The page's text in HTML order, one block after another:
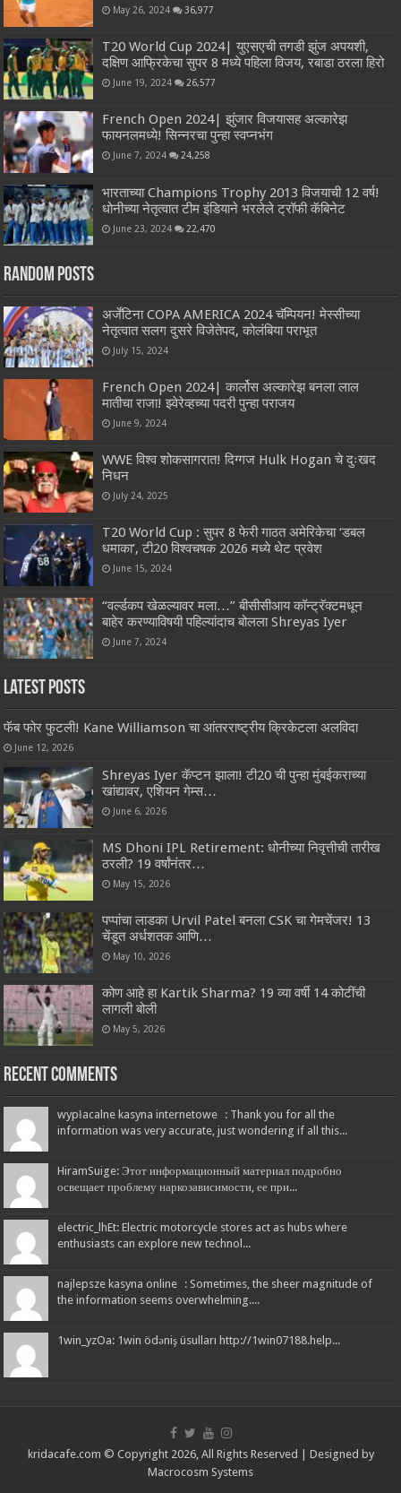
May 26, 2024 36,977
T20 World Cup 2024| युएसएची तगडी झुंज अपयशी,
दक्षिण आफ्रिकेचा सुपर 8 मध्ये पहिला विजय, रबाडा ठरला हिरो
June 19, 2024 26,577
French Open 2024| झुंजार विजयासह अल्कारेझ
फायनलमध्ये! सिन्नरचा पुन्हा स्वप्नभंग
June 7, 2024 24,258
भारताच्या Champions Trophy 2013 विजयाची 12 वर्ष!
धोनीच्या नेतृत्वात टीम इंडियाने भरलेले ट्रॉफी कॅबिनेट
June 23, 2024 22,470
Random Posts
अर्जेंटिना COPA AMERICA 2024 चॅम्पियन! मेस्सीच्या
नेतृत्वात सलग दुसरे विजेतेपद, कोलंबिया पराभूत
July 15, 2024
French Open 2024| कार्लोस अल्कारेझ बनला लाल
मातीचा राजा! झ्वेरेव्हच्या पदरी पुन्हा पराजय
June 9, 2024
WWE विश्व शोकसागरात! दिग्गज Hulk Hogan चे दुःखद
निधन
July 24, 2025
T20 World Cup : सुपर 8 फेरी गाठत अमेरिकेचा ‘डबल
धमाका’, टी20 विश्वचषक 2026 मध्ये थेट प्रवेश
June 15, 2024
“वर्ल्डकप खेळल्यावर मला…” बीसीसीआय कॉन्ट्रॅक्टमधून
बाहेर करण्याविषयी पहिल्यांदाच बोलला Shreyas Iyer
June 7, 2024
Latest Posts
फॅब फोर फुटली! Kane Williamson चा आंतरराष्ट्रीय क्रिकेटला अलविदा
June 12, 2026
Shreyas Iyer कॅप्टन झाला! टी20 ची पुन्हा मुंबईकराच्या
खांद्यावर, एशियन गेम्स…
June 6, 2026
MS Dhoni IPL Retirement: धोनीच्या निवृत्तीची तारीख
ठरली? 19 वर्षांनंतर…
May 15, 2026
पप्पांचा लाडका Urvil Patel बनला CSK चा गेमचेंजर! 13
चेंडूत अर्धशतक आणि…
May 10, 2026
कोण आहे हा Kartik Sharma? 19 व्या वर्षी 14 कोटींची
लागली बोली
May 5, 2026
Recent Comments
wypłacalne kasyna internetowe : Thank you for all the
information was very accurate, just wondering if all this...
HiramSuige: Этот информационный материал подробно
освещает проблему наркозависимости, ее при...
electric_lhEt: Electric motorcycle stores act as hubs where
enthusiasts can explore new technol...
najlepsze kasyna online : Sometimes, the sheer magnitude of
the information seems overwhelming....
1win_yzOa: 1win ödəniş üsulları http://1win07188.help...
kridacafe.com © Copyright 2026, All Rights Reserved | Designed by
Macrocosm Systems